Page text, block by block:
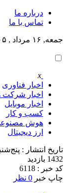
درباره ما
تماس با ما
جمعه, ۱۶ مرداد , ۱۴۰۵
x
اخبار فناوری
اخبار شرکت
اخبار موبایل
کسب و کار
هوش
ارز دیجیتال
تاریخ انتشار : پنج‌شنبه 11 جولای 2024 -
1432 بازدید
کد خبر : 6118
چاپ خبر 0 نظر